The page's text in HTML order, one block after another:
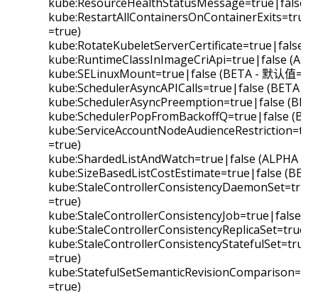
=true)
kube:RotateKubeletServerCertificate=true|false
kube:RuntimeClassInImageCriApi=true|false
kube:SELinuxMount=true|false (BETA - 默认值
kube:SchedulerAsyncAPICalls=true|false (BETA -
kube:SchedulerAsyncPreemption=true|false
kube:SchedulerPopFromBackoffQ=true|false
=true)
kube:ShardedListAndWatch=true|false (ALPHA -
kube:SizeBasedListCostEstimate=true|false
=true)
kube:StaleControllerConsistencyJob=true|false
=true)
=true)